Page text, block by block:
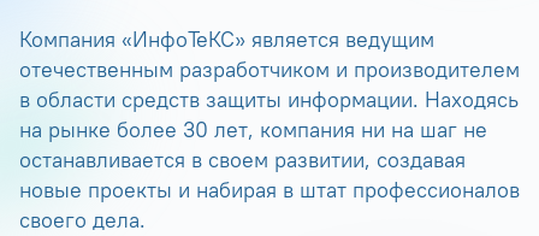
Компания «ИнфоТеКС» является ведущим
отечественным разработчиком и производителем
в области средств защиты информации. Находясь
на рынке более 30 лет, компания ни на шаг не
останавливается в своем развитии, создавая
новые проекты и набирая в штат профессионалов
своего дела.